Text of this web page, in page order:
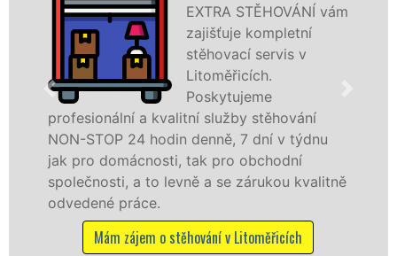
vám
v týdnu
kvalitně
služby zajišťujeme domácnostem
celém okresu Litoměřice se
franchisové sítě EXTRA
Nabízíme stěhovací služby NON-
Mám zájem o stěhovací služby v